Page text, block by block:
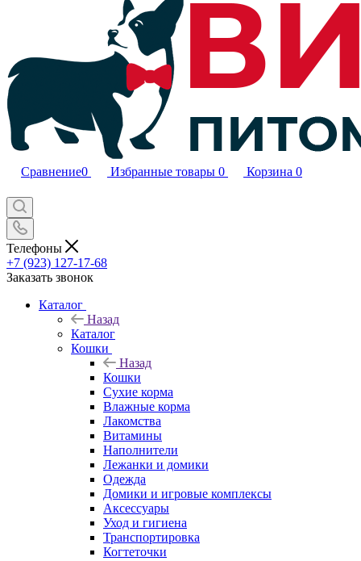
Сравнение0 Избранные товары 0 Корзина 0
Телефоны
+7 (923) 127-17-68
Заказать звонок
Каталог
Назад
Каталог
Кошки
Назад
Кошки
Сухие корма
Влажные корма
Лакомства
Витамины
Наполнители
Лежанки и домики
Одежда
Домики и игровые комплексы
Аксессуары
Уход и гигиена
Транспортировка
Когтеточки